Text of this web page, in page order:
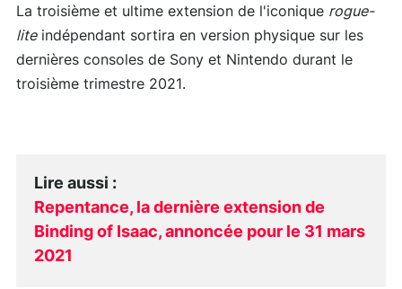
La troisième et ultime extension de l'iconique rogue-
liteindépendant sortira en version physique sur les
dernières consoles de Sony et Nintendo durant le
troisième trimestre 2021.
Lire aussi :
Repentance, la dernière extension de
Binding of Isaac, annoncée pour le 31 mars
2021